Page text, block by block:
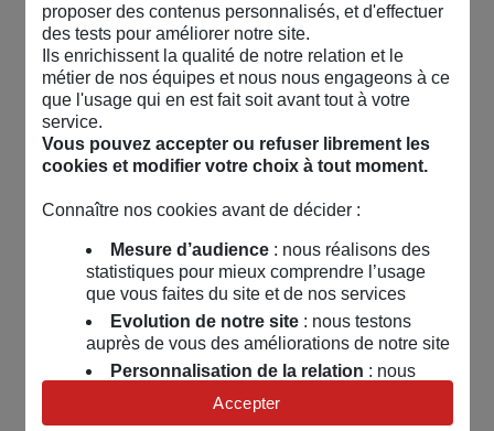
proposer des contenus personnalisés, et d'effectuer
des tests pour améliorer notre site.
Ils enrichissent la qualité de notre relation et le
métier de nos équipes et nous nous engageons à ce
que l'usage qui en est fait soit avant tout à votre
service.
Vous pouvez accepter ou refuser librement les
cookies et modifier votre choix à tout moment.
Connaître nos cookies avant de décider :
Mesure d’audience: nous réalisons des
statistiques pour mieux comprendre l’usage
que vous faites du site et de nos services
Evolution de notre site: nous testons
auprès de vous des améliorations de notre site
Personnalisation de la relation : nous
nous servons de cookies pour adapter nos
contenus et personnaliser nos offres
Accepter